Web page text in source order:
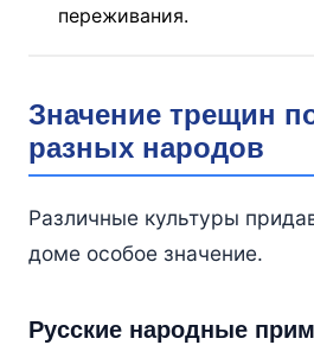
переживания.
Значение трещин
разных народов
Различные культуры
доме особое значение.
Русские народные